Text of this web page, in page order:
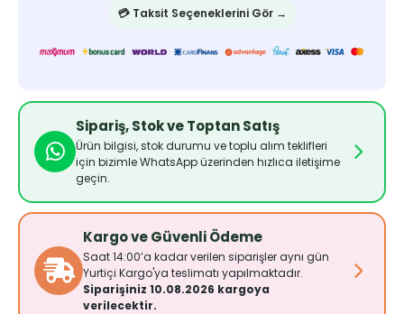
💳 Taksit Seçeneklerini Gör →
Sipariş, Stok ve Toptan Satış
Ürün bilgisi, stok durumu ve toplu alım teklifleri
için bizimle WhatsApp üzerinden hızlıca iletişime
geçin.
Kargo ve Güvenli Ödeme
Saat 14:00’a kadar verilen siparişler aynı gün
Yurtiçi Kargo'ya teslimatı yapılmaktadır.
Siparişiniz 10.08.2026 kargoya
verilecektir.